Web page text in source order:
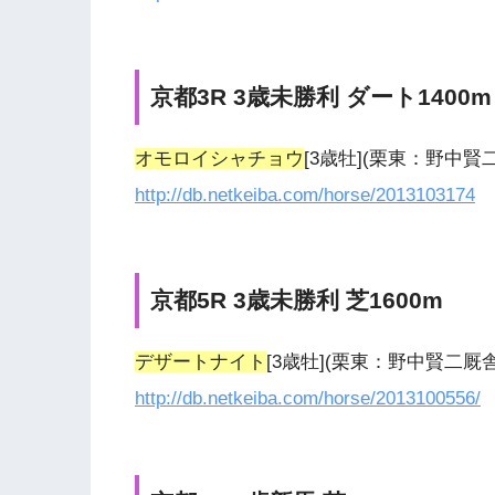
京都3R 3歳未勝利 ダート1400m
オモロイシャチョウ[3歳牡](栗東：野中賢
http://db.netkeiba.com/horse/2013103174
京都5R 3歳未勝利 芝1600m
デザートナイト [3歳牡](栗東：野中賢二厩
http://db.netkeiba.com/horse/2013100556/